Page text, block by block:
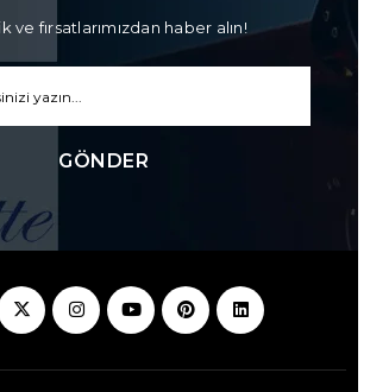
ve fırsatlarımızdan haber alın!
GÖNDER